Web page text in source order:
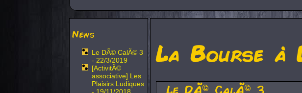
News
Le DÃ© CalÃ© 3
- 22/3/2019
[ActivitÃ©
associative] Les
Plaisirs Ludiques
La Bourse à
Le DÃ© CalÃ© 3